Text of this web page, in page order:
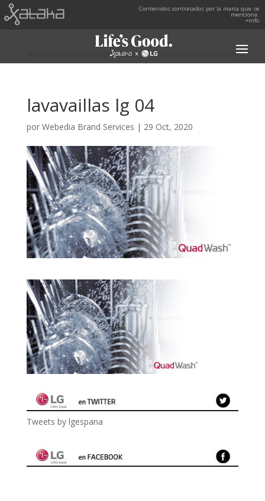
Contenidos contratados por la marca que se
menciona.
+info
lavavaillas lg 04
por Webedia Brand Services | 29 Oct, 2020
Tweets by lgespana